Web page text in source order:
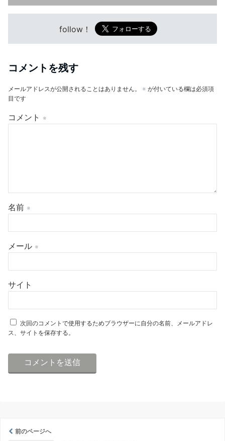
follow！
コメントを残す
メールアドレスが公開されることはありません。 ※ が付いている欄は必須項
目です
コメント ※
名前 ※
メール ※
サイト
次回のコメントで使用するためブラウザーに自分の名前、メールアドレ
ス、サイトを保存する。
前のページへ